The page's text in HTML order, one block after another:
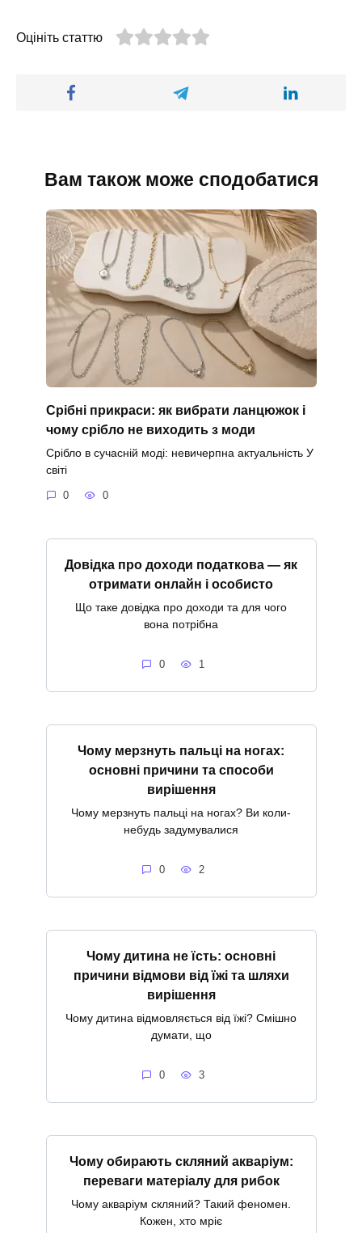
Оцініть статтю
Вам також може сподобатися
Срібні прикраси: як вибрати ланцюжок і
чому срібло не виходить з моди
Срібло в сучасній моді: невичерпна актуальність У
світі
0 0
Довідка про доходи податкова — як
отримати онлайн і особисто
Що таке довідка про доходи та для чого
вона потрібна
0 1
Чому мерзнуть пальці на ногах:
основні причини та способи
вирішення
Чому мерзнуть пальці на ногах? Ви коли-
небудь задумувалися
0 2
Чому дитина не їсть: основні
причини відмови від їжі та шляхи
вирішення
Чому дитина відмовляється від їжі? Смішно
думати, що
0 3
Чому обирають скляний акваріум:
переваги матеріалу для рибок
Чому акваріум скляний? Такий феномен.
Кожен, хто мріє